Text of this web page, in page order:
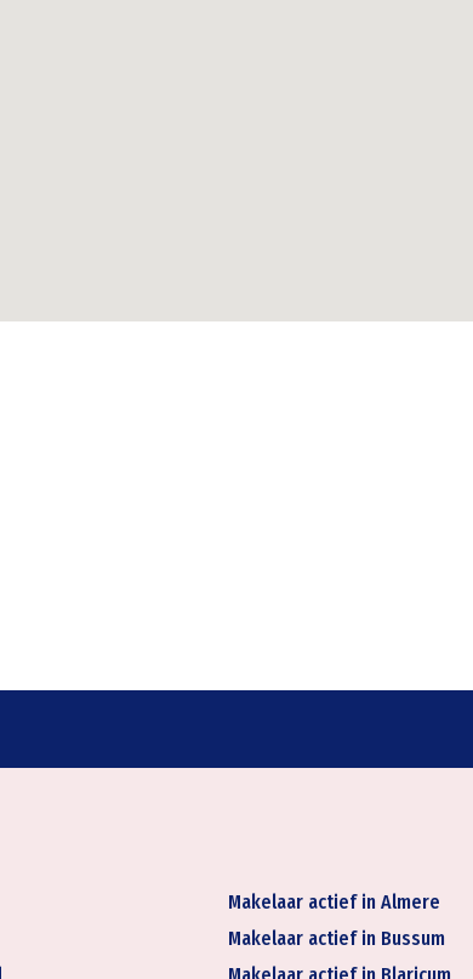
Makelaar actief in Almere
Makelaar actief in Bussum